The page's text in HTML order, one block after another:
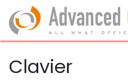
Se rendre au contenu
Clavier